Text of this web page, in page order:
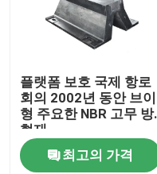
플랫폼 보호 국제 항로
회의 2002년 동안 브이
형 주요한 NBR 고무 방
현재
최고의 가격